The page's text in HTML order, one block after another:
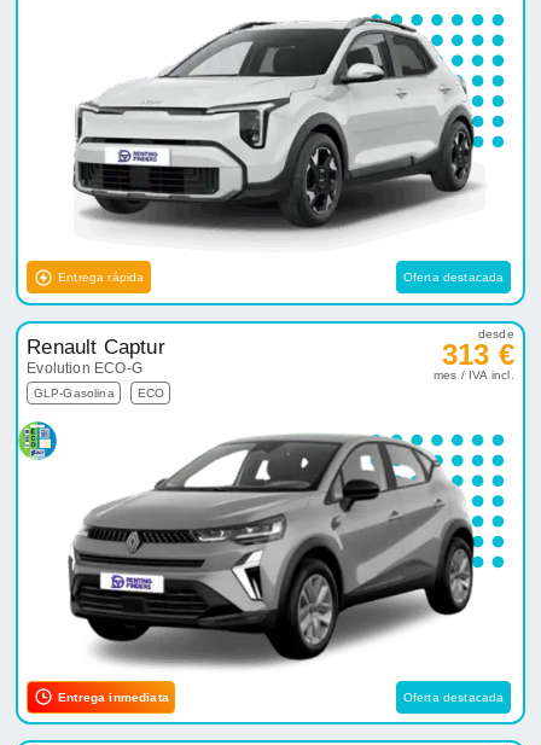
Entrega rápida Oferta destacada
Renault Captur
Evolution ECO-G
GLP-Gasolina ECO
desde
313 €
mes / IVA incl.
Entrega inmediata Oferta destacada